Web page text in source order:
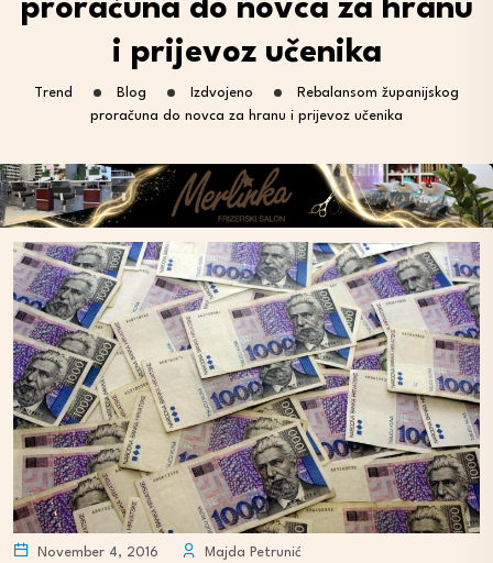
proračuna do novca za hranu
i prijevoz učenika
Trend Blog Izdvojeno
Rebalansom županijskog
proračuna do novca za hranu i prijevoz učenika
November 4, 2016
Majda Petrunić